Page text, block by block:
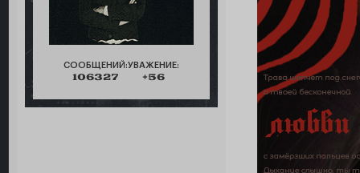
СООБЩЕНИЙ:
106327
УВАЖЕНИЕ:
+56